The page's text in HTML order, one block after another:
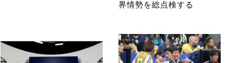
界情勢を総点検する